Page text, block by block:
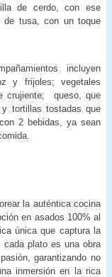
de cerdo, con ese
de tusa, con un toque
incluyen
y frijoles; vegetales
crujiente; queso, que
tortillas tostadas que
2 bebidas, ya sean
la auténtica cocina
en asados 100% al
única que captura la
cada plato es una obra
garantizando no
inmersión en la rica